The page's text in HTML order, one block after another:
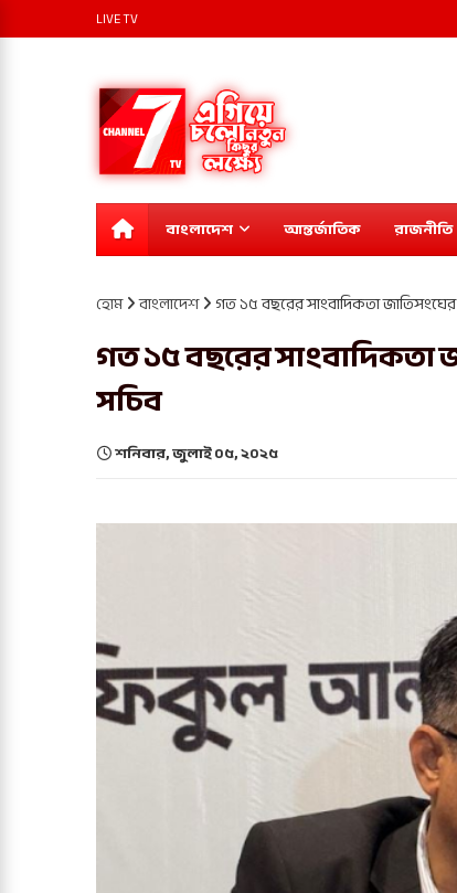
LIVE TV
বাংলাদেশ আন্তর্জাতিক রাজনীতি
হোম বাংলাদেশ গত ১৫ বছরের সাংবাদিকতা জাতিসংঘের
গত ১৫ বছরের সাংবাদিকতা
সচিব
শনিবার, জুলাই ০৫, ২০২৫